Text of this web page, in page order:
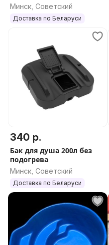
Минск, Советский
Доставка по Беларуси
340 р.
Бак для душа 200л без
подогрева
Минск, Советский
Доставка по Беларуси